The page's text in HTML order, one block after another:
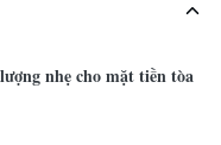
nhẹ cho mặt tiền tòa